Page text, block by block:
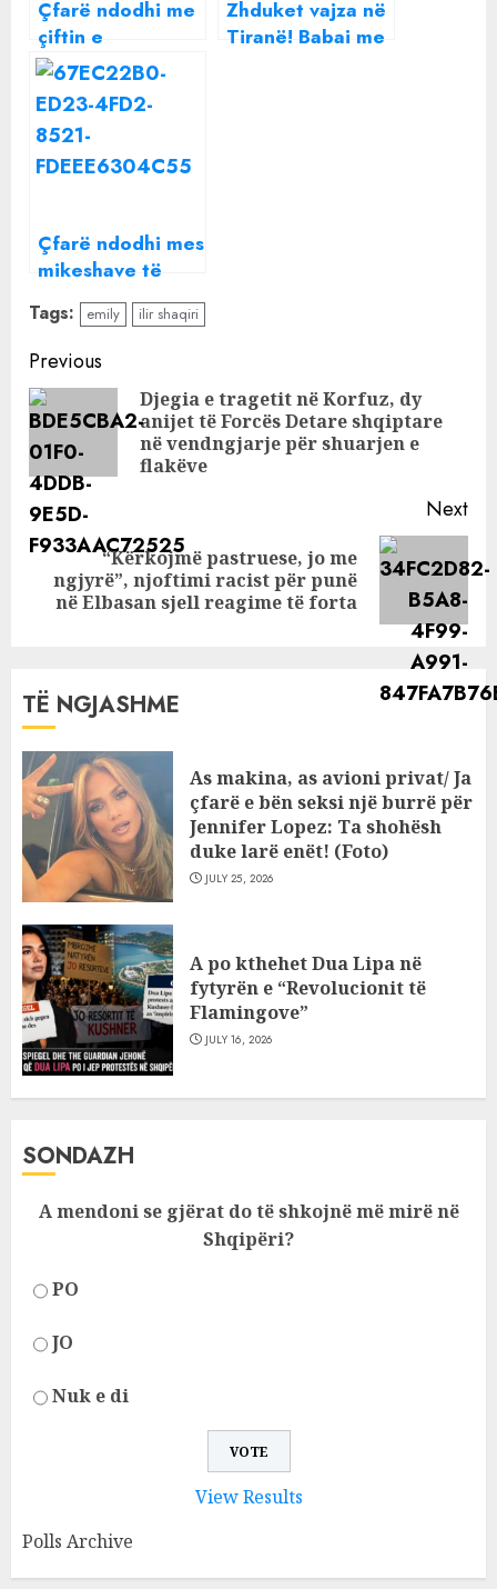
Çfarë ndodhi me
çiftin e
momentit/ Luizi
mërzitet papritur
me Kiarën: Tani
do shohim si
është mos të të
Zhduket vajza në
Tiranë! Babai me
Çfarë ndodhi mes
mikeshave të
mira? Zbulohet
pse Jonida Maliqi
mungoi në
dasmën e Armina
Mevlanit
Tags: emily ilir shaqiri
Continue
Reading
Previous
Djegia e tragetit në Korfuz, dy
anijet të Forcës Detare shqiptare
në vendngjarje për shuarjen e
flakëve
Next
Next
post:
“Kërkojmë pastruese, jo me
ngjyrë”, njoftimi racist për punë
në Elbasan sjell reagime të forta
TË NGJASHME
As makina, as avioni privat/ Ja
çfarë e bën seksi një burrë për
Jennifer Lopez: Ta shohësh
duke larë enët! (Foto)
JULY 25, 2026
A po kthehet Dua Lipa në
fytyrën e “Revolucionit të
Flamingove”
JULY 16, 2026
SONDAZH
A mendoni se gjërat do të shkojnë më mirë në
Shqipëri?
PO
JO
Nuk e di
View Results
Polls Archive